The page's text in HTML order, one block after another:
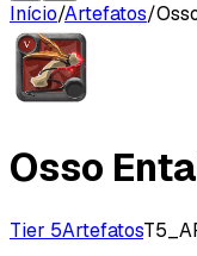
Início/Artefatos/
Osso
Tier 5Artefatos